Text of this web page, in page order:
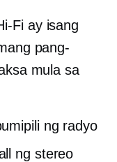
Fiay isang
pang-
mula sa
ng radyo
ng stereo